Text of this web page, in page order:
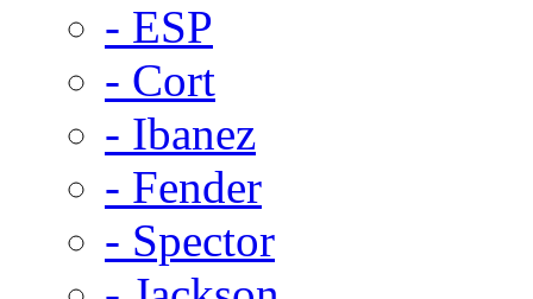
- ESP
- Cort
- Ibanez
- Fender
- Spector